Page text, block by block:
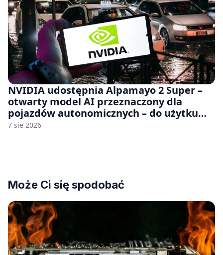
NVIDIA udostępnia Alpamayo 2 Super –
otwarty model AI przeznaczony dla
pojazdów autonomicznych – do użytku
komercyjnego
7 sie 2026
Może Ci się spodobać